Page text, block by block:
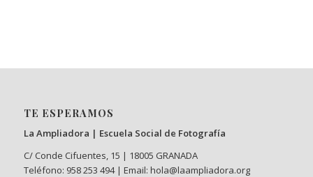
TE ESPERAMOS
La Ampliadora | Escuela Social de Fotografía
C/ Conde Cifuentes, 15 | 18005 GRANADA
Teléfono: 958 253 494 | Email: hola@laampliadora.org